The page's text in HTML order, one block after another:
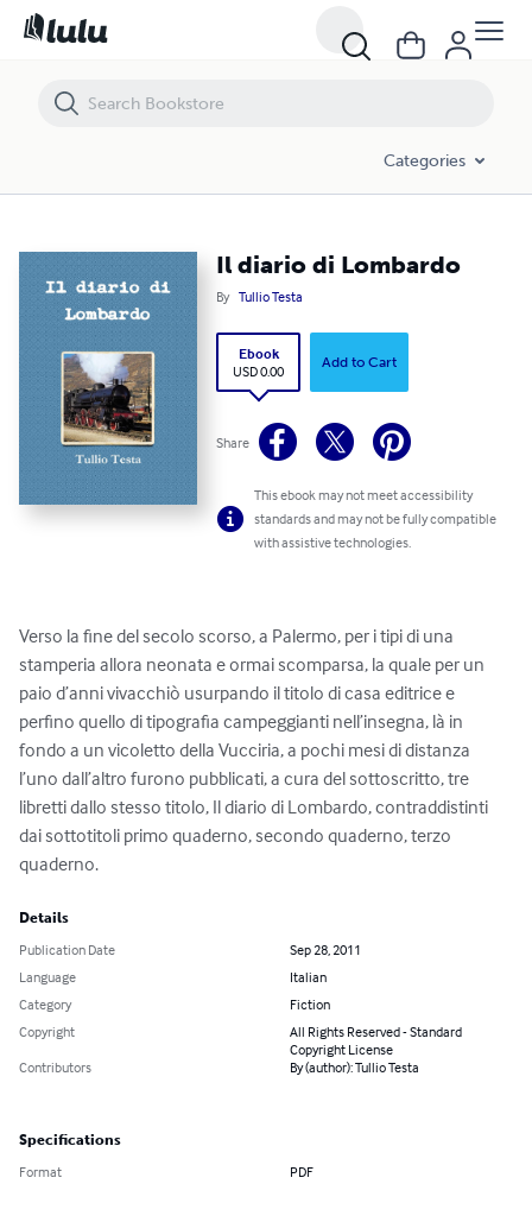
Categories
Il diario di Lombardo
By Tullio Testa
Ebook
USD 0.00
Add to Cart
Share
This ebook may not meet accessibility
standards and may not be fully compatible
with assistive technologies.
Verso la fine del secolo scorso, a Palermo, per i tipi di una
stamperia allora neonata e ormai scomparsa, la quale per un
paio d’anni vivacchiò usurpando il titolo di casa editrice e
perfino quello di tipografia campeggianti nell’insegna, là in
fondo a un vicoletto della Vucciria, a pochi mesi di distanza
l’uno dall’altro furono pubblicati, a cura del sottoscritto, tre
libretti dallo stesso titolo, Il diario di Lombardo, contraddistinti
dai sottotitoli primo quaderno, secondo quaderno, terzo
quaderno.
Details
Publication Date
Sep 28, 2011
Language
Italian
Category
Fiction
Copyright
All Rights Reserved - Standard
Copyright License
Contributors
By (author): Tullio Testa
Specifications
Format PDF
Il diario di Lombardo